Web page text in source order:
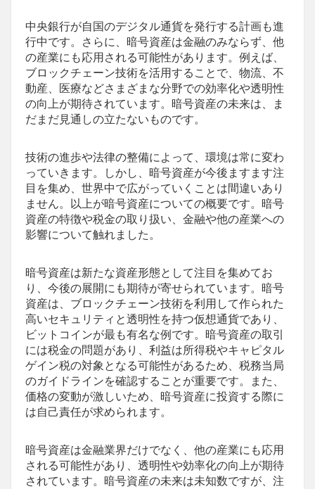
中央銀行が自国のデジタル通貨を発行する計画も進
行中です。さらに、暗号資産は金融のみならず、他
の産業にも応用される可能性があります。例えば、
ブロックチェーン技術を活用することで、物流、不
動産、医療などさまざまな分野での効率化や透明性
の向上が期待されています。暗号資産の未来は、ま
だまだ見通しの立たないものです。
技術の進歩や法律の整備によって、環境は常に変わ
っていきます。しかし、暗号資産が今後ますます注
目を集め、世界中で広がっていくことは間違いあり
ません。以上が暗号資産についての概要です。暗号
資産の特徴や税金の取り扱い、金融や他の産業への
影響について触れました。
暗号資産は新たな資産形態として注目を集めてお
り、今後の展開にも期待が寄せられています。暗号
資産は、ブロックチェーン技術を利用して作られた
高いセキュリティと透明性を持つ仮想通貨であり、
ビットコインが最も有名な例です。暗号資産の取引
には税金の問題があり、利益は所得税やキャピタル
ゲイン税の対象となる可能性があるため、税務当局
のガイドラインを確認することが重要です。また、
価格の変動が激しいため、暗号資産に投資する際に
は自己責任が求められます。
暗号資産は金融業界だけでなく、他の産業にも応用
される可能性があり、透明性や効率化の向上が期待
されています。暗号資産の未来は未知数ですが、注